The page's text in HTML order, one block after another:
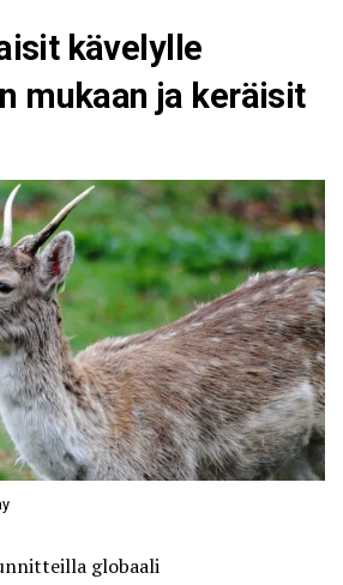
kävelylle
mukaan ja keräisit
globaali